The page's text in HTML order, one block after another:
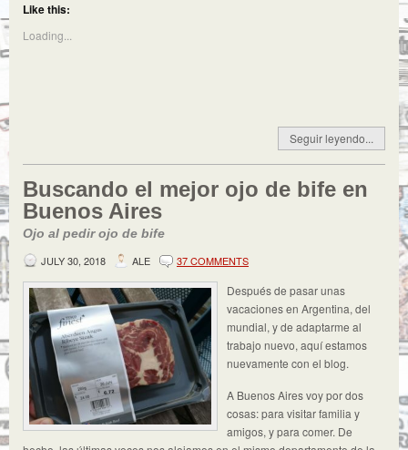
Like this:
Loading...
Seguir leyendo...
Buscando el mejor ojo de bife en
Buenos Aires
Ojo al pedir ojo de bife
JULY 30, 2018
ALE 37 COMMENTS
Después de pasar unas
vacaciones en Argentina, del
mundial, y de adaptarme al
trabajo nuevo, aquí estamos
nuevamente con el blog.
A Buenos Aires voy por dos
cosas: para visitar familia y
amigos, y para comer. De